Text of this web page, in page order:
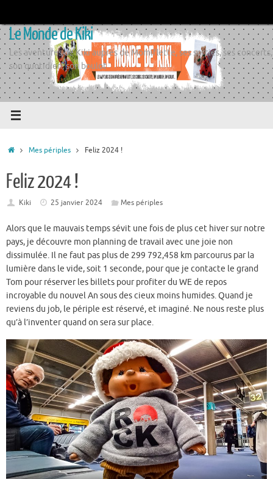
contenu
Le Monde de Kiki
Les aventures de Kiki auprès de Momiflette, ses sorties, ses concerts,
son quotidien, son boulot
Accueil
Mes périples Feliz 2024 !
Feliz 2024 !
Kiki 25 janvier 2024 Mes périples
Alors que le mauvais temps sévit une fois de plus cet hiver sur notre
pays, je découvre mon planning de travail avec une joie non
dissimulée. Il ne faut pas plus de 299 792,458 km parcourus par la
lumière dans le vide, soit 1 seconde, pour que je contacte le grand
Tom pour réserver les billets pour profiter du WE de repos
incroyable du nouvel An sous des cieux moins humides. Quand je
reviens du job, le périple est réservé, et imaginé. Ne nous reste plus
qu’à l’inventer quand on sera sur place.